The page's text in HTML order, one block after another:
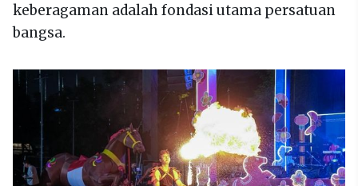
keberagaman adalah fondasi utama persatuan
bangsa.